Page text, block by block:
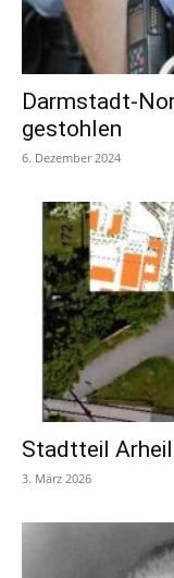
Darmstadt-
gestohlen
6. Dezember 2024
Stadtteil
3. März 2026